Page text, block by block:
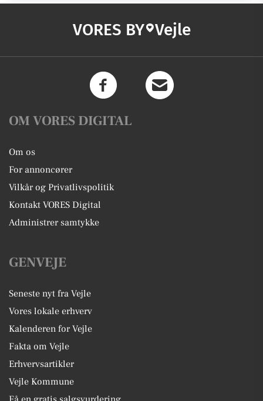
VORES BY Vejle
OM VORES DIGITAL
Om os
For annoncører
Vilkår og Privatlivspolitik
Kontakt VORES Digital
Administrer samtykke
GENVEJE
Seneste nyt fra Vejle
Vores lokale erhverv
Kalenderen for Vejle
Fakta om Vejle
Erhvervsartikler
Vejle Kommune